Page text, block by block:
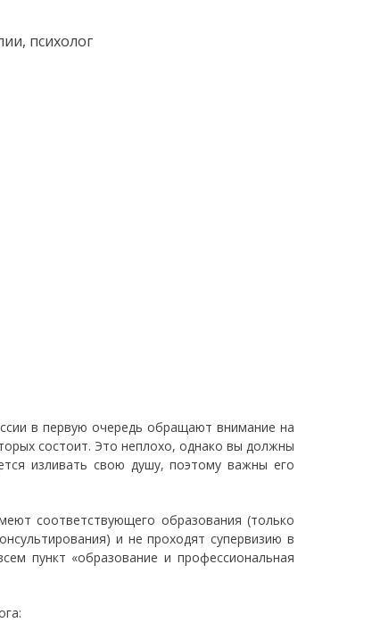
психолог
в первую очередь обращают внимание на
состоит. Это неплохо, однако вы должны
изливать свою душу, поэтому важны его
соответствующего образования (только
и не проходят супервизию в
пункт «образование и профессиональная